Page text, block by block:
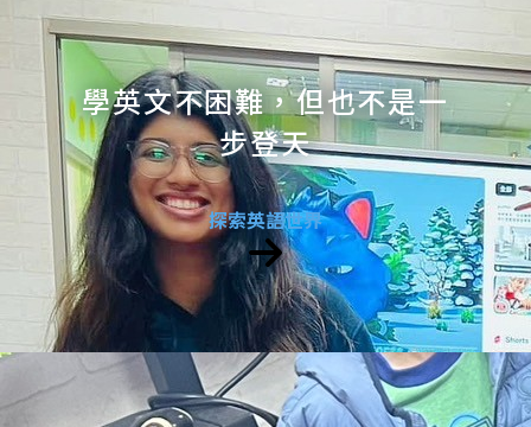
學英文不困難，但也不是一
步登天
探索英語世界